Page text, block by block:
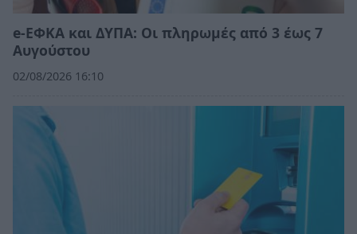
e-ΕΦΚΑ και ΔΥΠΑ: Οι πληρωμές από 3 έως 7
Αυγούστου
02/08/2026 16:10